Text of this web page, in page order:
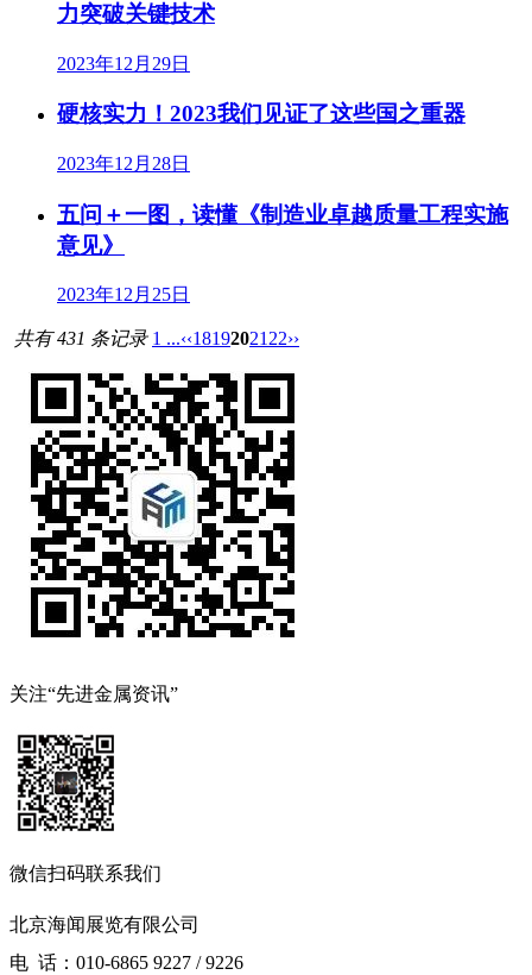
力突破关键技术
2023年12月29日
硬核实力！2023我们见证了这些国之重器
2023年12月28日
五问＋一图，读懂《制造业卓越质量工程实施
意见》
2023年12月25日
共有 431 条记录 1 ...‹‹1819202122››
关注“先进金属资讯”
微信扫码联系我们
北京海闻展览有限公司
电 话：010-6865 9227 / 9226